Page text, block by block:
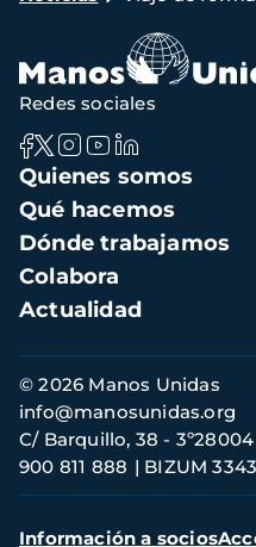
navegación
Navegación
principal
Quienes somos
Qué hacemos
Dónde trabajamos
Colabora
Actualidad
Redes sociales
Información
de
contacto
© 2026 Manos Unidas
C/ Barquillo, 38 -
900 811 888
BIZUM
info@manosunidas.org
Menú
Información a socios